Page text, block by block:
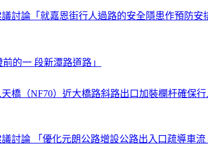
討論「就嘉恩街行人過路的安全隱患作預防安
的一 段新潭路道路」
橋（NF70）近大橋路斜路出口加裝欄杆確保行
討論 「優化元朗公路增設公路出入口疏導車流